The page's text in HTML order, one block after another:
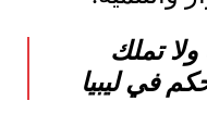
ولا تملك
في ليبيا